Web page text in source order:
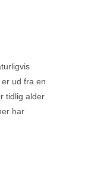
ud fra en
tidlig alder
har